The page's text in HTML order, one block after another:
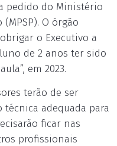
pedido do Ministério
O órgão
o Executivo a
de 2 anos ter sido
em 2023.
terão de ser
adequada para
ficar nas
profissionais